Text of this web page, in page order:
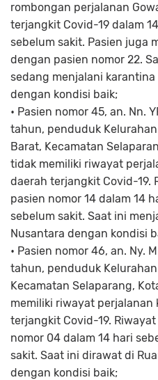
rombongan perjalanan
terjangkit Covid-19 dalam
sebelum sakit. Pasien juga
dengan pasien nomor 22.
sedang menjalani karantina
dengan kondisi baik;
• Pasien nomor 45, an. Nn.
tahun, penduduk
Barat, Kecamatan
tidak memiliki riwayat
daerah terjangkit Covid-19.
pasien nomor 14 dalam 14
sebelum sakit. Saat ini
Nusantara dengan kondisi
• Pasien nomor 46, an. Ny.
tahun, penduduk Kelurahan
Kecamatan Selaparang,
memiliki riwayat perjalanan
terjangkit Covid-19.
nomor 04 dalam 14 hari
sakit. Saat ini dirawat di
dengan kondisi baik;